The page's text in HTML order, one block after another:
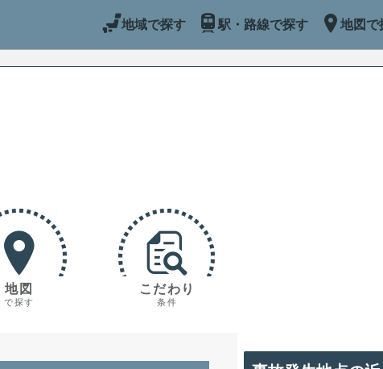
地域で探す 駅・路線で探す 地図で
地図
で探す
こだわり
条件